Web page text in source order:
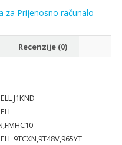
za Prijenosno računalo
Recenzije (0)
J1KND
9TCXN,9T48V,965YT